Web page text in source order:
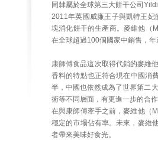
同隸屬於全球第三大餅干公司
2011年英國威廉王子與凱特王妃
塊消化餅干的生產商。麥維他（
在全球超過100個國家中銷售，
康師傅食品這次取得代銷的麥維
香料的特點也正符合現在中國消
半，中國也依然成為了世界第二
術等不同層面，有更進一步的合
在與康師傅牽手之前，麥維他（
穩定的市場佔有率。未來，麥維
者帶來美味好食光。